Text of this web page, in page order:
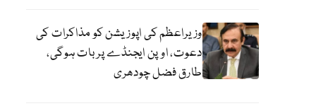
وزیراعظم کی اپوزیشن کو مذاکرات کی
دعوت، اوپن ایجنڈے پر بات ہوگی،
طارق فضل چودھری